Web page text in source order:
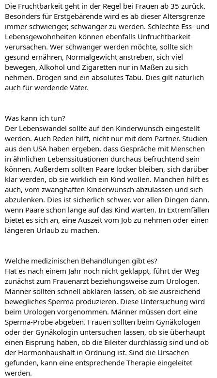
Die Fruchtbarkeit geht in der Regel bei Frauen ab 35 zurück.
Besonders für Erstgebärende wird es ab dieser Altersgrenze
immer schwieriger, schwanger zu werden. Schlechte Ess- und
Lebensgewohnheiten können ebenfalls Unfruchtbarkeit
verursachen. Wer schwanger werden möchte, sollte sich
gesund ernähren, Normalgewicht anstreben, sich viel
bewegen, Alkohol und Zigaretten nur in Maßen zu sich
nehmen. Drogen sind ein absolutes Tabu. Dies gilt natürlich
auch für werdende Väter.
Was kann ich tun?
Der Lebenswandel sollte auf den Kinderwunsch eingestellt
werden. Auch Reden hilft, nicht nur mit dem Partner. Studien
aus den USA haben ergeben, dass Gespräche mit Menschen
in ähnlichen Lebenssituationen durchaus befruchtend sein
können. Außerdem sollten Paare locker bleiben, sich darüber
klar werden, ob sie wirklich ein Kind wollen. Manchen hilft es
auch, vom zwanghaften Kinderwunsch abzulassen und sich
abzulenken. Dies ist sicherlich schwer, vor allen Dingen dann,
wenn Paare schon lange auf das Kind warten. In Extremfällen
bietet es sich an, eine Auszeit vom Job zu nehmen oder einen
längeren Urlaub zu machen.
Welche medizinischen Behandlungen gibt es?
Hat es nach einem Jahr noch nicht geklappt, führt der Weg
zunächst zum Frauenarzt beziehungsweise zum Urologen.
Männer sollten schnell abklären lassen, ob sie ausreichend
bewegliches Sperma produzieren. Diese Untersuchung wird
beim Urologen vorgenommen. Männer müssen dort eine
Sperma-Probe abgeben. Frauen sollten beim Gynäkologen
oder der Gynäkologin untersuchen lassen, ob sie überhaupt
einen Eisprung haben, ob die Eileiter durchlässig sind und ob
der Hormonhaushalt in Ordnung ist. Sind die Ursachen
gefunden, kann eine entsprechende Therapie eingeleitet
werden.